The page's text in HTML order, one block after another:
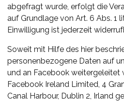
abgefragt wurde, erfolgt die
auf Grundlage von Art. 6 Abs. 1
Einwilligung ist jederzeit
Soweit mit Hilfe des hier
personenbezogene Daten auf
und an Facebook weitergeleitet
Facebook Ireland Limited, 4
Canal Harbour, Dublin 2, Irland